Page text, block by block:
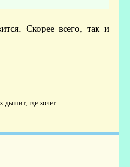
Скорее всего, так и
дышит, где хочет